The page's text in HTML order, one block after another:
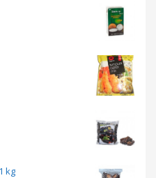
kg